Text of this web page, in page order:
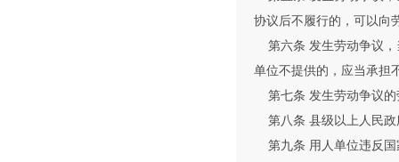
协议后不履行的，可以向
第六条 发生劳动争议，
单位不提供的，应当承担
第七条 发生劳动争议的
第八条 县级以上人民政
第九条 用人单位违反国